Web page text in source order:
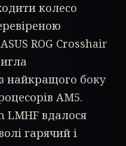
колесо
ROG Crosshair
найкращого боку
AM5.
вдалося
гарячий і